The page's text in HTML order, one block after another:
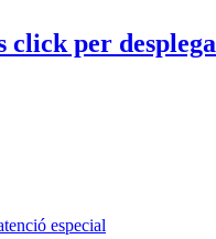
click per
especial